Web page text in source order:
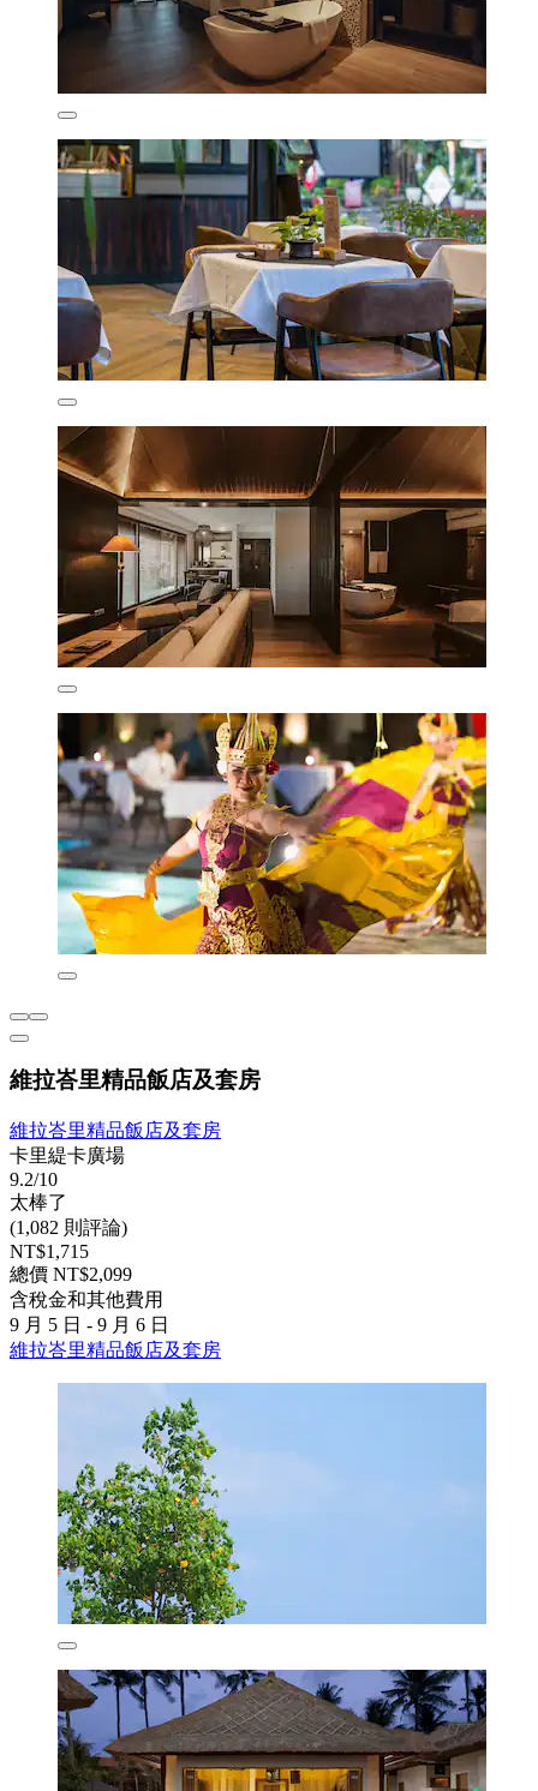
維拉峇里精品飯店及套房
維拉峇里精品飯店及套房
卡里緹卡廣場
9.2/10
太棒了
(1,082 則評論)
NT$1,715
總價 NT$2,099
含稅金和其他費用
9 月 5 日 - 9 月 6 日
維拉峇里精品飯店及套房